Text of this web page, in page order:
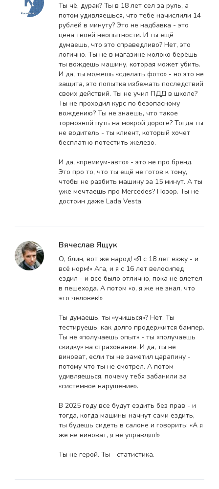
Ты чё, дурак? Ты в 18 лет сел за руль, а
потом удивляешься, что тебе начислили 14
рублей в минуту? Это не надбавка - это
цена твоей неопытности. И ты ещё
думаешь, что это справедливо? Нет, это
логично. Ты не в магазине молоко берёшь -
ты вождешь машину, которая может убить.
И да, ты можешь «сделать фото» - но это не
защита, это попытка избежать последствий
своих действий. Ты не учил ПДД в школе?
Ты не проходил курс по безопасному
вождению? Ты не знаешь, что такое
тормозной путь на мокрой дороге? Тогда ты
не водитель - ты клиент, который хочет
бесплатно потестить железо.
И да, «премиум-авто» - это не про бренд.
Это про то, что ты ещё не готов к тому,
чтобы не разбить машину за 15 минут. А ты
уже мечтаешь про Mercedes? Позор. Ты не
достоин даже Lada Vesta.
Вячеслав Ящук
О, блин, вот же народ! «Я с 18 лет езжу - и
всё норм!» Ага, и я с 16 лет велосипед
ездил - и всё было отлично, пока не влетел
в пешехода. А потом «о, я же не знал, что
это человек!»
Ты думаешь, ты «учишься»? Нет. Ты
тестируешь, как долго продержится бампер.
Ты не «получаешь опыт» - ты «получаешь
скидку» на страхование. И да, ты не
виноват, если ты не заметил царапину -
потому что ты не смотрел. А потом
удивляешься, почему тебя забанили за
«системное нарушение».
В 2025 году все будут ездить без прав - и
тогда, когда машины начнут сами ездить,
ты будешь сидеть в салоне и говорить: «А я
же не виноват, я не управлял!»
Ты не герой. Ты - статистика.